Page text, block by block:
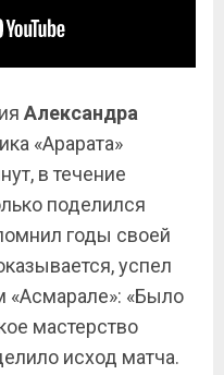
Александра
«Арарата»
в течение
поделился
годы своей
успел
«Асмарале»: «Было
мастерство
исход матча.